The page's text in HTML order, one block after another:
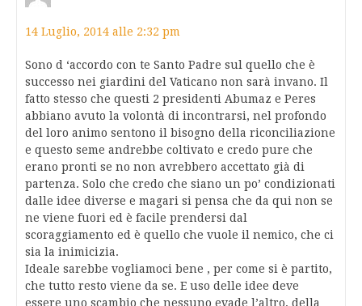
14 Luglio, 2014 alle 2:32 pm
Sono d ‘accordo con te Santo Padre sul quello che è
successo nei giardini del Vaticano non sarà invano. Il
fatto stesso che questi 2 presidenti Abumaz e Peres
abbiano avuto la volontà di incontrarsi, nel profondo
del loro animo sentono il bisogno della riconciliazione
e questo seme andrebbe coltivato e credo pure che
erano pronti se no non avrebbero accettato già di
partenza. Solo che credo che siano un po’ condizionati
dalle idee diverse e magari si pensa che da qui non se
ne viene fuori ed è facile prendersi dal
scoraggiamento ed è quello che vuole il nemico, che ci
sia la inimicizia.
Ideale sarebbe vogliamoci bene , per come si è partito,
che tutto resto viene da se. E uso delle idee deve
essere uno scambio che nessuno evade l’altro, della